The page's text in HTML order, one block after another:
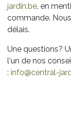
jardin.be, en
commande.
délais.
Une questions?
l'un de nos
: info@central-